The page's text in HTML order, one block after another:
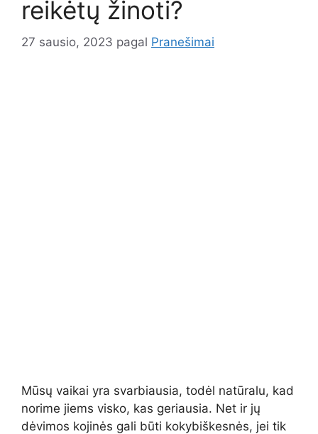
reikėtų žinoti?
27 sausio, 2023 pagal Pranešimai
Mūsų vaikai yra svarbiausia, todėl natūralu, kad
norime jiems visko, kas geriausia. Net ir jų
dėvimos kojinės gali būti kokybiškesnės, jei tik